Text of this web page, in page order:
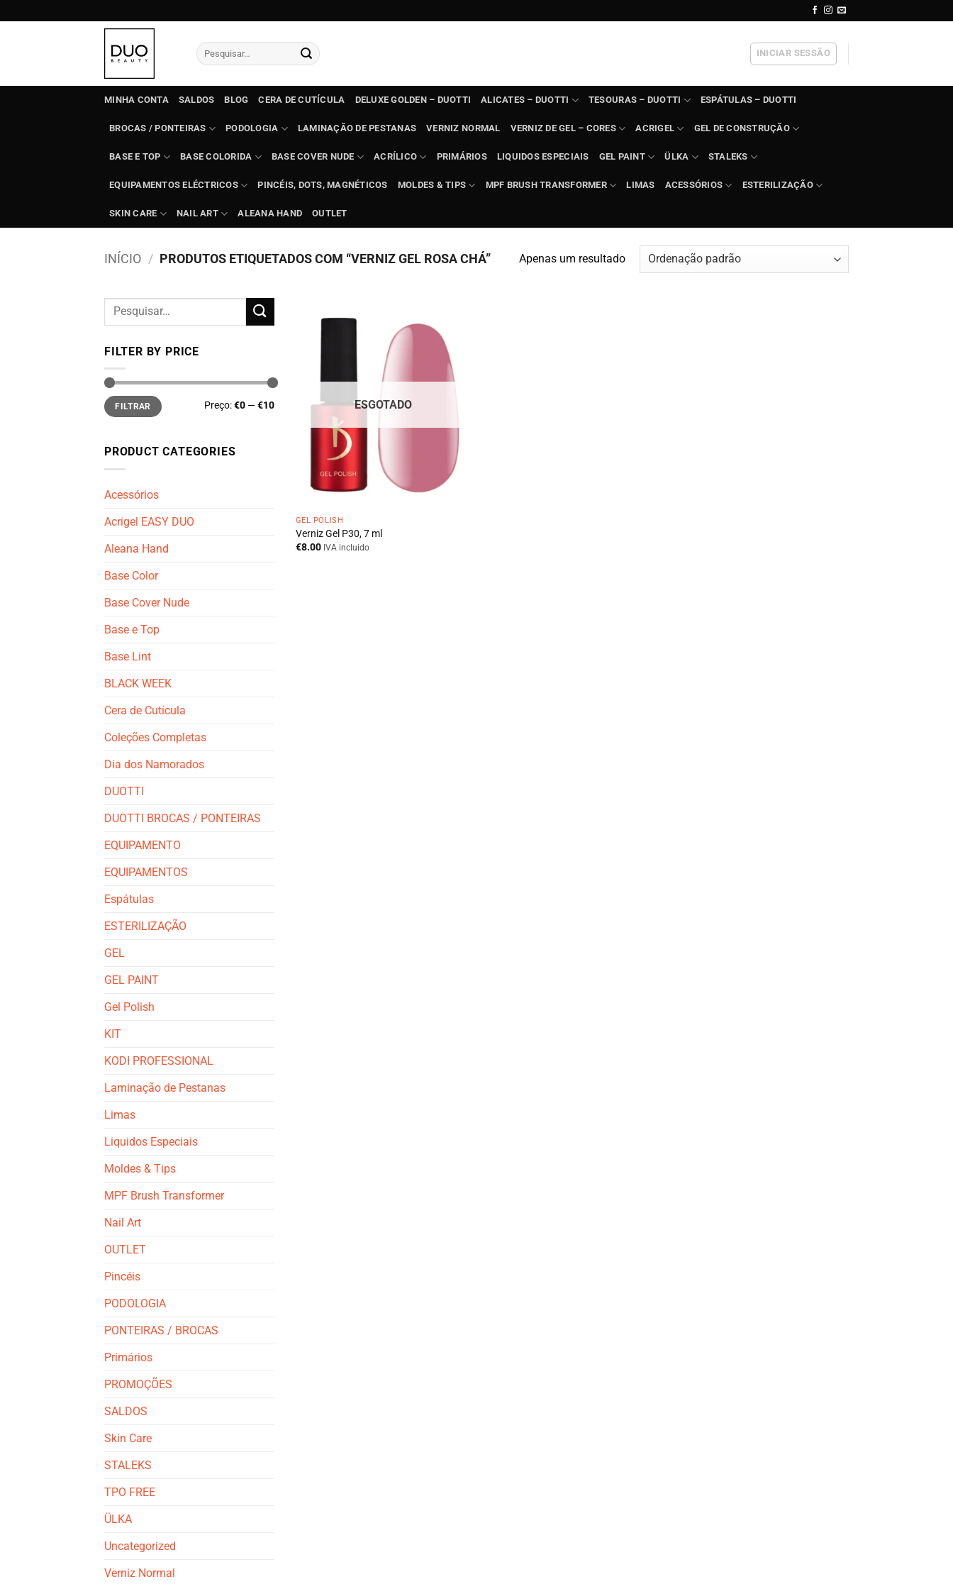
to
Pesquisar
por:
INICIAR SESSÃO
MINHA CONTA SALDOS BLOG CERA DE CUTÍCULA DELUXE GOLDEN – DUOTTI ALICATES – DUOTTI TESOURAS – DUOTTI ESPÁTULAS – DUOTTI
BROCAS / PONTEIRAS PODOLOGIA LAMINAÇÃO DE PESTANAS VERNIZ NORMAL VERNIZ DE GEL – CORES ACRIGEL GEL DE CONSTRUÇÃO
BASE E TOP BASE COLORIDA BASE COVER NUDE ACRÍLICO PRIMÁRIOS LIQUIDOS ESPECIAIS GEL PAINT ÜLKA STALEKS
EQUIPAMENTOS ELÉCTRICOS PINCÉIS, DOTS, MAGNÉTICOS MOLDES & TIPS MPF BRUSH TRANSFORMER LIMAS ACESSÓRIOS ESTERILIZAÇÃO
SKIN CARE NAIL ART ALEANA HAND OUTLET
INÍCIO / PRODUTOS ETIQUETADOS COM “VERNIZ GEL ROSA CHÁ” Apenas um resultado
Pesquisar
FILTER BY PRICE
Preço
mínimo
Preço
máximo
FILTRAR Preço:€0 —€10
PRODUCT CATEGORIES
Acessórios
Acrigel EASY DUO
Aleana Hand
Base Color
Base Cover Nude
Base e Top
Base Lint
BLACK WEEK
Cera de Cutícula
Coleções Completas
Dia dos Namorados
DUOTTI
DUOTTI BROCAS / PONTEIRAS
EQUIPAMENTO
EQUIPAMENTOS
Espátulas
ESTERILIZAÇÃO
GEL
GEL PAINT
Gel Polish
KIT
KODI PROFESSIONAL
Laminação de Pestanas
Limas
Liquidos Especiais
Moldes & Tips
MPF Brush Transformer
Nail Art
OUTLET
Pincéis
PODOLOGIA
PONTEIRAS / BROCAS
Primários
PROMOÇÕES
SALDOS
Skin Care
STALEKS
TPO FREE
ÜLKA
Uncategorized
Verniz Normal
ESGOTADO
GEL POLISH
Verniz Gel P30, 7 ml
€8.00 IVA incluido